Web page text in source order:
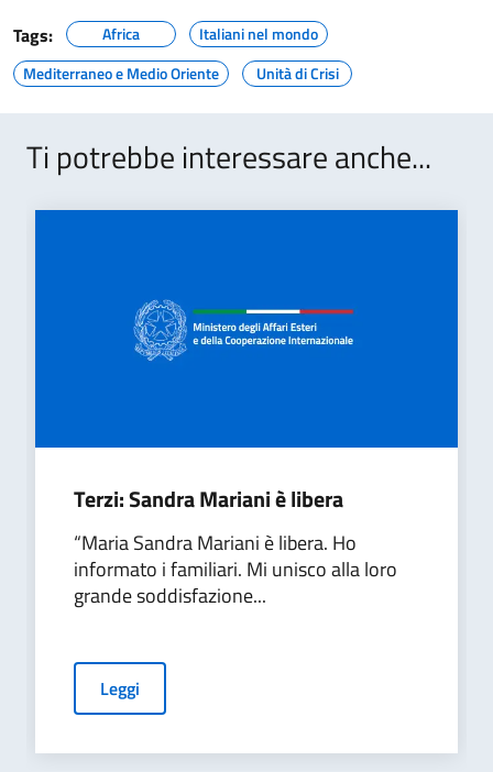
Tags:
Africa
Italiani nel mondo
Mediterraneo e Medio Oriente
Unità di Crisi
Ti potrebbe interessare anche...
Terzi: Sandra Mariani è libera
“Maria Sandra Mariani è libera. Ho
informato i familiari. Mi unisco alla loro
grande soddisfazione...
Leggi